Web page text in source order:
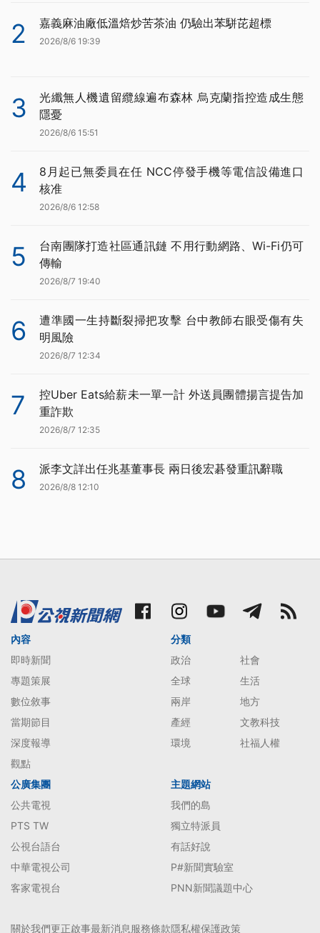
2 嘉義麻油廠低溫焙炒苦茶油 仍驗出苯駢芘超標
2026/8/6 19:39
3
光纖無人機遺留纜線遍布森林 烏克蘭指控造成生態
隱憂
2026/8/6 15:51
4
8月起已無委員在任 NCC停發手機等電信設備進口
核准
2026/8/6 12:58
5
台南團隊打造社區通訊鏈 不用行動網路、Wi-Fi仍可
傳輸
2026/8/7 19:40
6
遭準國一生持斷裂掃把攻擊 台中教師右眼受傷有失
明風險
2026/8/7 12:34
7
控Uber Eats給薪未一單一計 外送員團體揚言提告加
重詐欺
2026/8/7 12:35
8 派李文詳出任兆基董事長 兩日後宏碁發重訊辭職
2026/8/8 12:10
內容
即時新聞
專題策展
數位敘事
當期節目
深度報導
觀點
分類
政治
社會
全球
生活
兩岸
地方
產經
文教科技
環境
社福人權
公廣集團
公共電視
PTS TW
公視台語台
中華電視公司
客家電視台
主題網站
我們的島
獨立特派員
有話好說
P#新聞實驗室
PNN新聞議題中心
關於我們更正啟事最新消息服務條款隱私權保護政策